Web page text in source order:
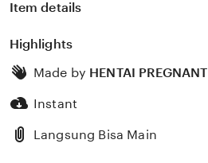
Item details
Highlights
Made by HENTAI PREGNANT
Instant
Langsung Bisa Main